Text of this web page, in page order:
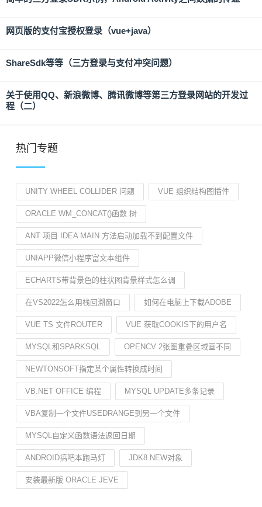
网页版的支付宝授权登录（vue+java）
ShareSdk等等（三方登录与支付冲突问题）
关于使用QQ、新浪微博、腾讯微博等第三方登录网站的开发过
程（二）
热门专题
UNITY WHEEL COLLIDER 问题 VUE 组织结构图插件
ORACLE WM_CONCAT()函数 树
ANT 项目 IDEA MAIN 方法启动加载不到配置文件
UNIAPP微信小程序富文本组件
ECHARTS带背景色的柱状图背景样式怎么调
在VS2022怎么用栈回溯窗口 如何在电脑上下载ADOBE
VUE TS 文件ROUTER VUE 获取COOKIS下的用户名
MYSQL和SPARKSQL OPENCV 2张图重叠区域画不同
NEWTONSOFT指定某个属性转换成时间
VB.NET OFFICE 编程 MYSQL UPDATE多条记录
VBA复制一个文件USEDRANGE到另一个文件
MYSQL自定义函数语法返回日期
ANDROID搞吧本跑马灯 JDK8 NEW对象
安装最新版 ORACLE JEVE